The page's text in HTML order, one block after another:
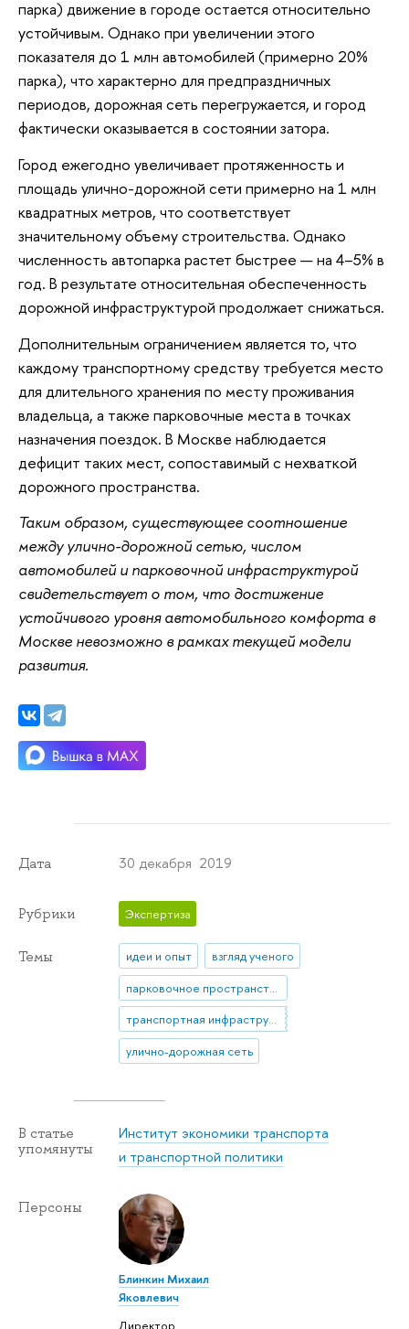
парка) движение в городе остается относительно
устойчивым. Однако при увеличении этого
показателя до 1 млн автомобилей (примерно 20%
парка), что характерно для предпраздничных
периодов, дорожная сеть перегружается, и город
фактически оказывается в состоянии затора.
Город ежегодно увеличивает протяженность и
площадь улично-дорожной сети примерно на 1 млн
квадратных метров, что соответствует
значительному объему строительства. Однако
численность автопарка растет быстрее — на 4–5% в
год. В результате относительная обеспеченность
дорожной инфраструктурой продолжает снижаться.
Дополнительным ограничением является то, что
каждому транспортному средству требуется место
для длительного хранения по месту проживания
владельца, а также парковочные места в точках
назначения поездок. В Москве наблюдается
дефицит таких мест, сопоставимый с нехваткой
дорожного пространства.
Таким образом, существующее соотношение
между улично-дорожной сетью, числом
автомобилей и парковочной инфраструктурой
свидетельствует о том, что достижение
устойчивого уровня автомобильного комфорта в
Москве невозможно в рамках текущей модели
развития.
Дата 30 декабря 2019
Рубрики Экспертиза
Темы идеи и опыт
взгляд ученого
парковочное пространство
транспортная инфраструктура
улично-дорожная сеть
В статье
упомянуты
Институт экономики транспорта
и транспортной политики
Персоны
Блинкин Михаил
Яковлевич
Директор